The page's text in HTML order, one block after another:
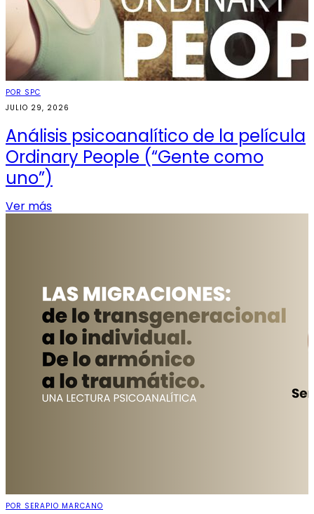
POR SPC
JULIO 29, 2026
Análisis psicoanalítico de la película
Ordinary People (“Gente como
uno”)
Ver más
POR SERAPIO MARCANO